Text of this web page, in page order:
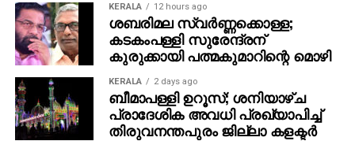
KERALA 12 hours ago
ശബരിമല സ്വര്‍ണ്ണക്കൊള്ള;
കടകംപള്ളി സുരേന്ദ്രന്
കുരുക്കായി പത്മകുമാറിന്റെ മൊഴി
KERALA 2 days ago
ബീമാപള്ളി ഉറൂസ്; ശനിയാഴ്ച
പ്രാദേശിക അവധി പ്രഖ്യാപിച്ച്
തിരുവനന്തപുരം ജില്ലാ കളക്ടര്‍